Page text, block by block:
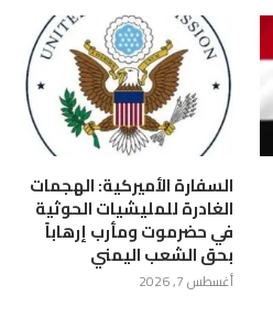
السفارة الأميركية: الهجمات
الغادرة للمليشيات الحوثية
في حضرموت ومأرب إرهاباً
بحق الشعب اليمني
أغسطس 7, 2026